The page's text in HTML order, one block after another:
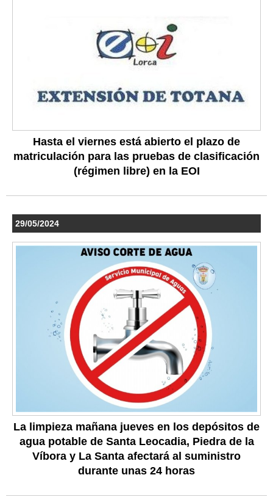
Hasta el viernes está abierto el plazo de
matriculación para las pruebas de clasificación
(régimen libre) en la EOI
29/05/2024
La limpieza mañana jueves en los depósitos de
agua potable de Santa Leocadia, Piedra de la
Víbora y La Santa afectará al suministro
durante unas 24 horas